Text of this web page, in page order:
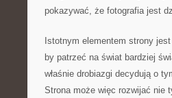
pokazywać, że fotografia jest
Istotnym elementem strony
by patrzeć na świat bardziej
właśnie drobiazgi decydują o
Strona może więc rozwijać nie